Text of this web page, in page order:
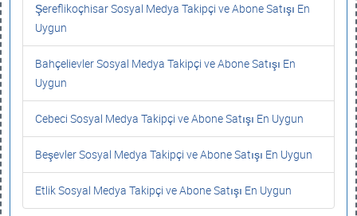
Şereflikoçhisar Sosyal Medya Takipçi ve Abone Satışı En
Uygun
Bahçelievler Sosyal Medya Takipçi ve Abone Satışı En
Uygun
Cebeci Sosyal Medya Takipçi ve Abone Satışı En Uygun
Beşevler Sosyal Medya Takipçi ve Abone Satışı En Uygun
Etlik Sosyal Medya Takipçi ve Abone Satışı En Uygun